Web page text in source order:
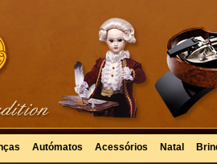
Autómatos Acessórios Natal